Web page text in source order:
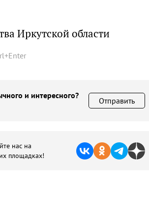
Иркутской области
+Enter
и интересного?
Отправить
нас на
площадках!